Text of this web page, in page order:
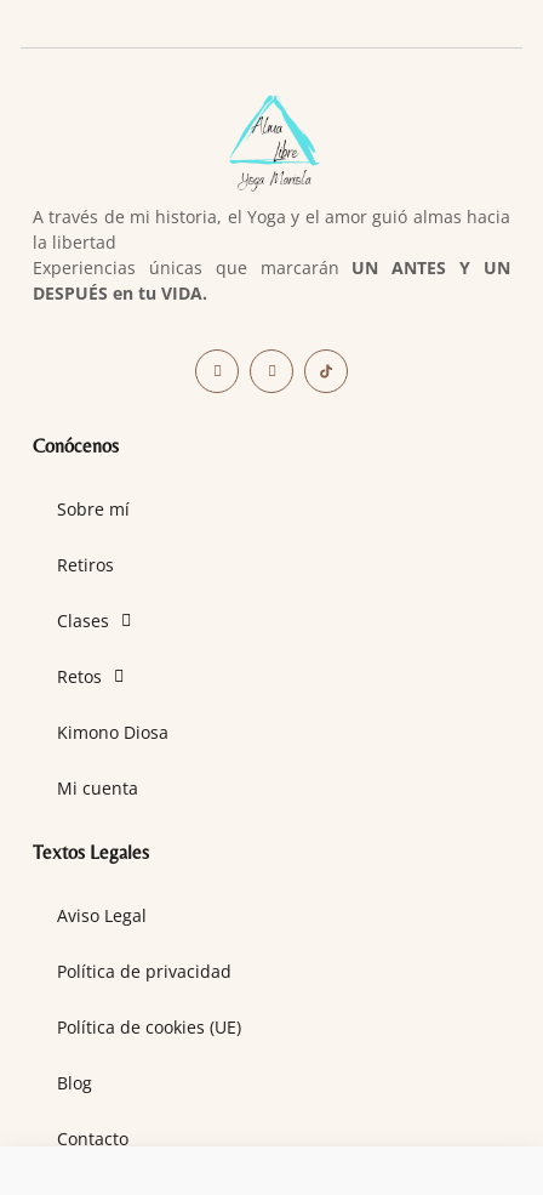
A través de mi historia, el Yoga y el amor guió almas hacia
la libertad
Experiencias únicas que marcarán UN ANTES Y UN
DESPUÉS en tu VIDA.
Conócenos
Sobre mí
Retiros
Clases
Retos
Kimono Diosa
Mi cuenta
Textos Legales
Aviso Legal
Política de privacidad
Política de cookies (UE)
Blog
Contacto